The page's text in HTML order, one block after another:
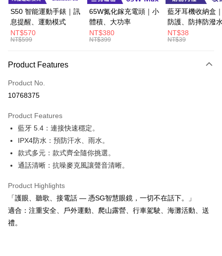
Easy Wallet
Google Pay
ATM Transfer
Shipping Method
全家取貨付款
NT$60/order | Free shipping on orders of NT$499 or more
付款後全家取貨
NT$60/order | Free shipping on orders of NT$499 or more
萊爾富取貨付款
NT$60/order | Free shipping on orders of NT$598 or more
NT$60/order | Free shipping on orders of NT$598 or more
7-11取貨付款
NT$60/order | Free shipping on orders of NT$598 or more
S50 智能運動手錶｜訊
息提醒、運動模式
NT$570
NT$599
65W氮化鎵充電頭｜小
體積、大功率
NT$380
NT$399
藍牙耳機收納盒
防護、防摔防潑
NT$38
NT$39
Product Features
Product No.
10768375
Product Features
藍牙 5.4：連接快速穩定。
IPX4防水：預防汗水、雨水。
款式多元：款式齊全隨你挑選。
通話清晰：抗噪麥克風讓聲音清晰。
Product Highlights
「護眼、聽歌、接電話 — 憑SG智慧眼鏡，一切不在話下。」
適合：注重安全、戶外運動、爬山露營、行車駕駛、海灘活動、送
禮。